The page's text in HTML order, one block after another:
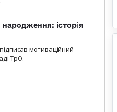
історія
мотиваційний
ТрО.